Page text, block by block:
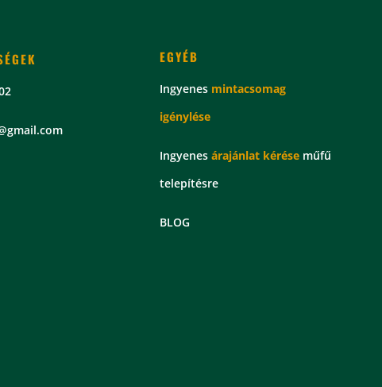
EGYÉB
Ingyenes mintacsomag
igénylése
Ingyenesárajánlat kérése műfű
telepítésre
BLOG